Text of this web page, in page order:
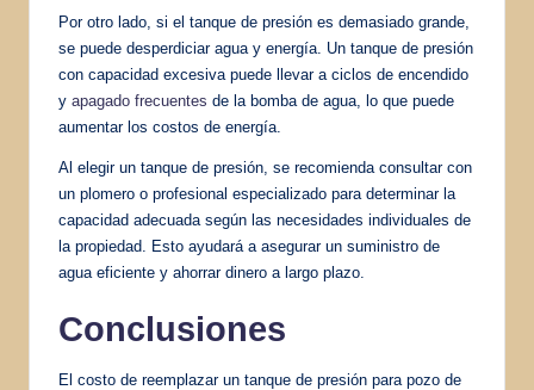
Por otro lado, si el tanque de presión es demasiado grande,
se puede desperdiciar agua y energía. Un tanque de presión
con capacidad excesiva puede llevar a ciclos de encendido
y apagado frecuentes de la bomba de agua, lo que puede
aumentar los costos de energía.
Al elegir un tanque de presión, se recomienda consultar con
un plomero o profesional especializado para determinar la
capacidad adecuada según las necesidades individuales de
la propiedad. Esto ayudará a asegurar un suministro de
agua eficiente y ahorrar dinero a largo plazo.
Conclusiones
El costo de reemplazar un tanque de presión para pozo de